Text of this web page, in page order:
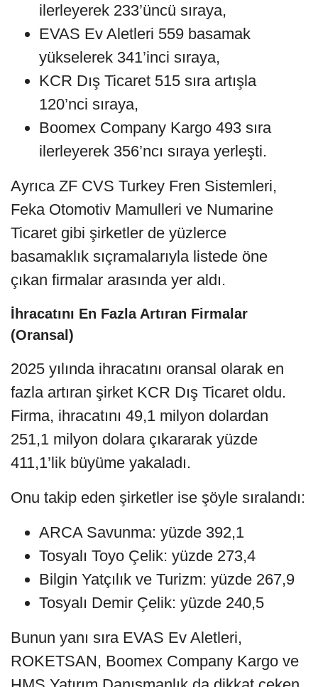
ilerleyerek 233’üncü sıraya,
EVAS Ev Aletleri 559 basamak
yükselerek 341’inci sıraya,
KCR Dış Ticaret 515 sıra artışla
120’nci sıraya,
Boomex Company Kargo 493 sıra
ilerleyerek 356’ncı sıraya yerleşti.
Ayrıca ZF CVS Turkey Fren Sistemleri,
Feka Otomotiv Mamulleri ve Numarine
Ticaret gibi şirketler de yüzlerce
basamaklık sıçramalarıyla listede öne
çıkan firmalar arasında yer aldı.
İhracatını En Fazla Artıran Firmalar
(Oransal)
2025 yılında ihracatını oransal olarak en
fazla artıran şirket KCR Dış Ticaret oldu.
Firma, ihracatını 49,1 milyon dolardan
251,1 milyon dolara çıkararak yüzde
411,1’lik büyüme yakaladı.
Onu takip eden şirketler ise şöyle sıralandı:
ARCA Savunma: yüzde 392,1
Tosyalı Toyo Çelik: yüzde 273,4
Bilgin Yatçılık ve Turizm: yüzde 267,9
Tosyalı Demir Çelik: yüzde 240,5
Bunun yanı sıra EVAS Ev Aletleri,
ROKETSAN, Boomex Company Kargo ve